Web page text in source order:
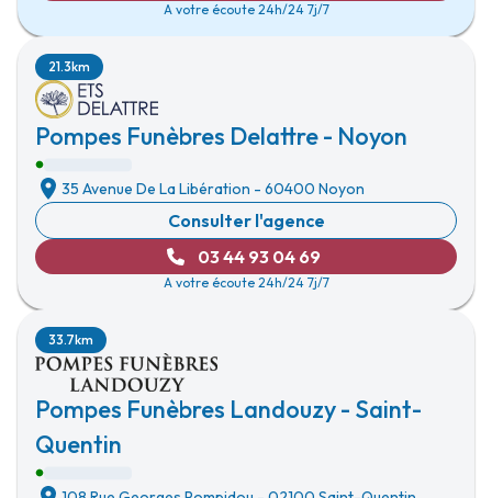
A votre écoute 24h/24 7j/7
Pompes Funèbres Delattre - Noyon
21.3km
35 Avenue De La Libération - 60400 Noyon
Consulter l'agence
03 44 93 04 69
A votre écoute 24h/24 7j/7
Pompes Funèbres Landouzy - Saint-
Quentin
33.7km